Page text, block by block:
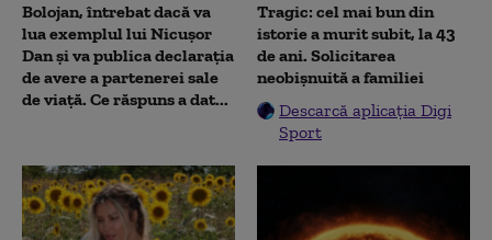
Bolojan, întrebat dacă va
lua exemplul lui Nicușor
Dan și va publica declarația
de avere a partenerei sale
de viață. Ce răspuns a dat...
Tragic: cel mai bun din
istorie a murit subit, la 43
de ani. Solicitarea
neobișnuită a familiei
Descarcă aplicația Digi
Sport